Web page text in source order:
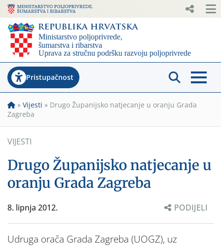
Pristupačnost
» Vijesti » Drugo Županijsko natjecanje u oranju Grada
Zagreba
VIJESTI
Drugo Županijsko natjecanje u
oranju Grada Zagreba
8. lipnja 2012. PODIJELI
Udruga orača Grada Zagreba (UOGZ), uz